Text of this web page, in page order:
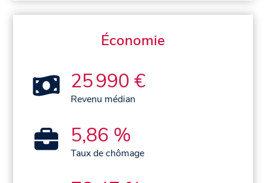
Économie
25 990 €
Revenu médian
5,86 %
Taux de chômage